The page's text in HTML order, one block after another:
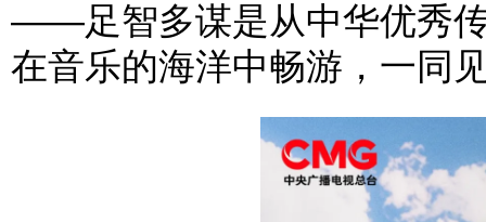
——足智多谋是从中华优秀
在音乐的海洋中畅游，一同